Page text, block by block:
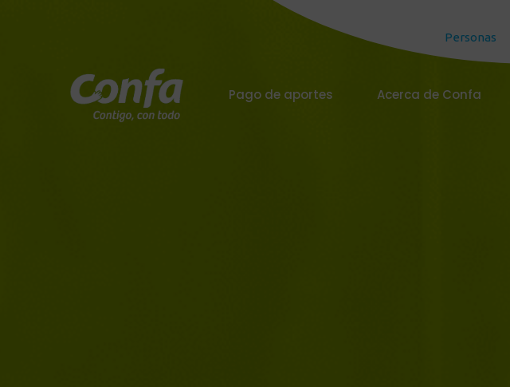
Personas
Pago de aportes Acerca de Confa